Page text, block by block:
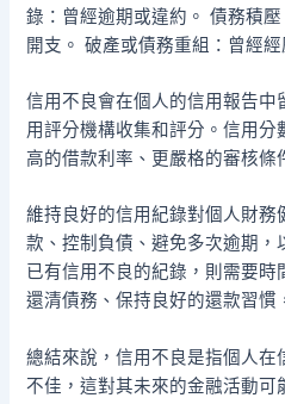
錄：曾經逾期或違約。 債務積
開支。 破產或債務重組：曾經經
信用不良會在個人的信用報告中
用評分機構收集和評分。信用分
高的借款利率、更嚴格的審核條
維持良好的信用紀錄對個人財務
款、控制負債、避免多次逾期，
已有信用不良的紀錄，則需要時
還清債務、保持良好的還款習慣
總結來說，信用不良是指個人在
不佳，這對其未來的金融活動可